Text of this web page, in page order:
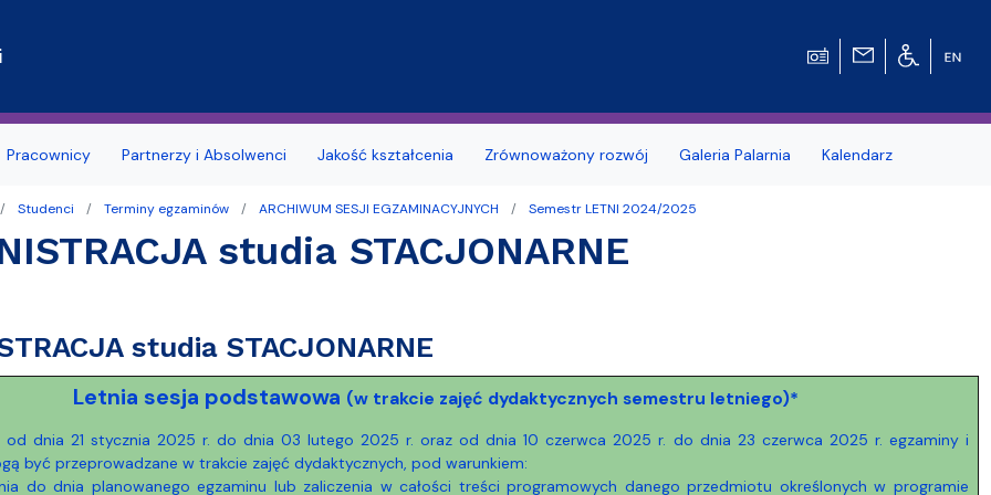
Dziekana
Prawna
Wydział dla osób z niepełnosprawnościami
Baza noclegowa Wydziału
PROgram Rozwoju Uniwersytetu Gdańskiego
(ProUG)
Deklaracja dostępności
1. roku
praktyk, stażu i
akademickiego
Opłaty za studia
FAQ - Najczęściej Zadawane Pytania
Organizacje studenckie na Wydziale
Terminy konsultacji wykładowców
Regulamin studiów
Erasmus+
Kodeks etyki studenta UG
Kursy e-learningowe języka angielskiego
obcegorozpraw doktorskich
i tytuły naukowe
Pracownicy
UG Mestwin
Partnerzy i Absolwenci
Association of Law Schools (IALS)
Jakość kształcenia Zrównoważony rozwój Galeria Palarnia Kalendarz
Studenci Terminy egzaminów ARCHIWUM SESJI EGZAMINACYJNYCH Semestr LETNI 2024/2025
studia STACJONARNE
studia STACJONARNE
Letnia sesja podstawowa (w trakcie zajęć dydaktycznych semestru letniego)*
dnia 21 stycznia 2025 r. do dnia 03 lutego 2025 r. oraz od dnia 10 czerwca 2025 r. do dnia 23 czerwca 2025 r. egzaminy i
być przeprowadzane w trakcie zajęć dydaktycznych, pod warunkiem:
do dnia planowanego egzaminu lub zaliczenia w całości treści programowych danego przedmiotu określonych w programie